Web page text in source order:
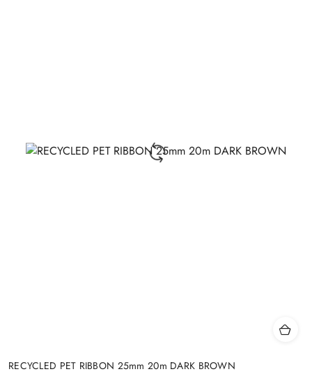
RECYCLED PET RIBBON 25mm 20m DARK BROWN